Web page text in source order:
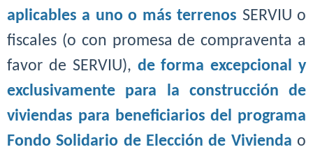
aplicables a uno o más terrenos SERVIU o
fiscales (o con promesa de compraventa a
favor de SERVIU), de forma excepcional y
exclusivamente para la construcción de
viviendas para beneficiarios del programa
Fondo Solidario de Elección de Vivienda o